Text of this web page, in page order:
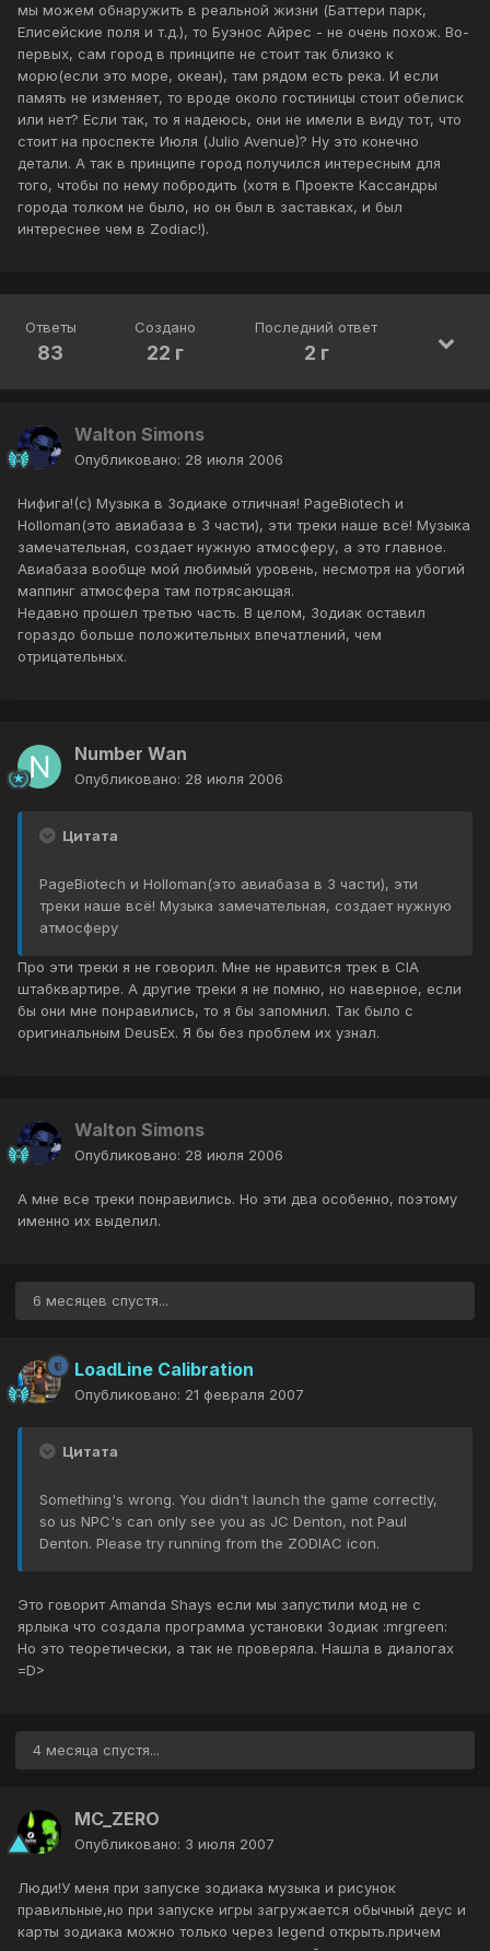
мы можем обнаружить в реальной жизни (Баттери парк,
Елисейские поля и т.д.), то Буэнос Айрес - не очень похож. Во-
первых, сам город в принципе не стоит так близко к
морю(если это море, океан), там рядом есть река. И если
память не изменяет, то вроде около гостиницы стоит обелиск
или нет? Если так, то я надеюсь, они не имели в виду тот, что
стоит на проспекте Июля (Julio Avenue)? Ну это конечно
детали. А так в принципе город получился интересным для
того, чтобы по нему побродить (хотя в Проекте Кассандры
города толком не было, но он был в заставках, и был
интереснее чем в Zodiac!).
Ответы
83
Создано
22 г
Последний ответ
2 г
Walton Simons
Опубликовано: 28 июля 2006
Нифига!(с) Музыка в Зодиаке отличная! PageBiotech и
Holloman(это авиабаза в 3 части), эти треки наше всё! Музыка
замечательная, создает нужную атмосферу, а это главное.
Авиабаза вообще мой любимый уровень, несмотря на убогий
маппинг атмосфера там потрясающая.
Недавно прошел третью часть. В целом, Зодиак оставил
гораздо больше положительных впечатлений, чем
отрицательных.
Number Wan
Опубликовано: 28 июля 2006
Цитата
PageBiotech и Holloman(это авиабаза в 3 части), эти
треки наше всё! Музыка замечательная, создает нужную
атмосферу
Про эти треки я не говорил. Мне не нравится трек в CIA
штабквартире. А другие треки я не помню, но наверное, если
бы они мне понравились, то я бы запомнил. Так было с
оригинальным DeusEx. Я бы без проблем их узнал.
Walton Simons
Опубликовано: 28 июля 2006
А мне все треки понравились. Но эти два особенно, поэтому
именно их выделил.
6 месяцев спустя...
LoadLine Calibration
Опубликовано: 21 февраля 2007
Цитата
Something's wrong. You didn't launch the game correctly,
so us NPC's can only see you as JC Denton, not Paul
Denton. Please try running from the ZODIAC icon.
Это говорит Amanda Shays если мы запустили мод не с
ярлыка что создала программа установки Зодиак :mrgreen:
Но это теоретически, а так не проверяла. Нашла в диалогах
=D>
4 месяца спустя...
MC_ZERO
Опубликовано: 3 июля 2007
Люди!У меня при запуске зодиака музыка и рисунок
правильные,но при запуске игры загружается обычный деус и
карты зодиака можно только через legend открыть.причем